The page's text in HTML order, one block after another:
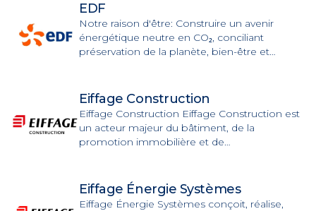
EDF
Notre raison d'être: Construire un avenir
énergétique neutre en CO₂, conciliant
préservation de la planète, bien-être et
Eiffage Construction
Eiffage Construction Eiffage Construction est
un acteur majeur du bâtiment, de la
promotion immobilière et de
Eiffage Énergie Systèmes
Eiffage Énergie Systèmes conçoit, réalise,